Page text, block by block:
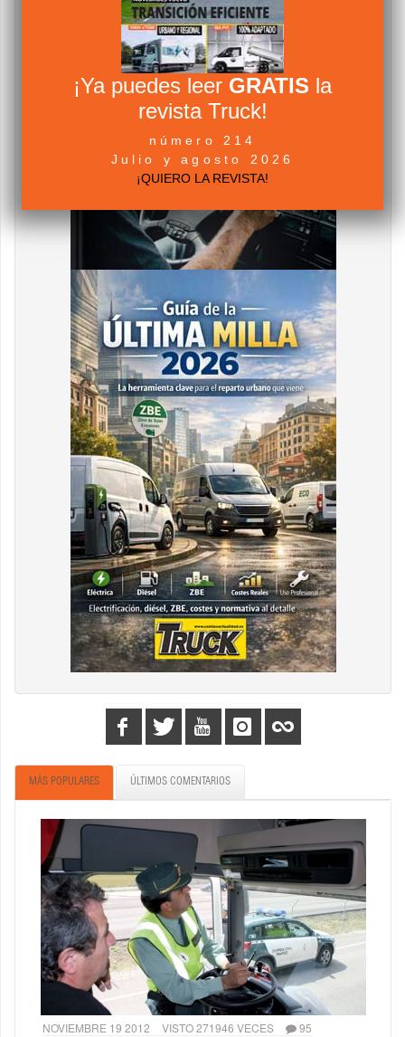
MÁS POPULARES ÚLTIMOS COMENTARIOS
NOVIEMBRE 19 2012 VISTO 271946 VECES 95
¡Ya puedes leer GRATIS la
revista Truck!
número 214
Julio y agosto 2026
¡QUIERO LA REVISTA!